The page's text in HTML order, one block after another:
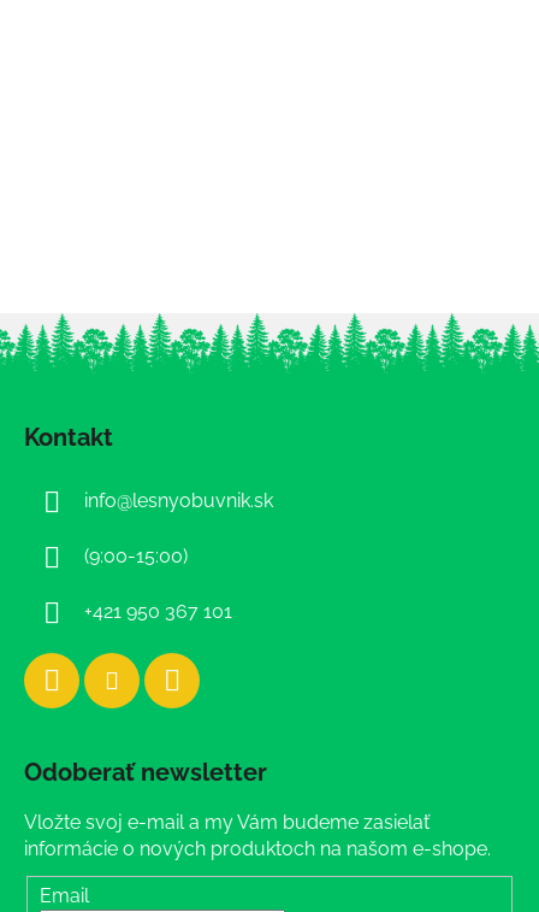
Kontakt
info@lesnyobuvnik.sk
(9:00-15:00)
+421 950 367 101
Odoberať newsletter
Vložte svoj e-mail a my Vám budeme zasielať
informácie o nových produktoch na našom e-shope.
Email